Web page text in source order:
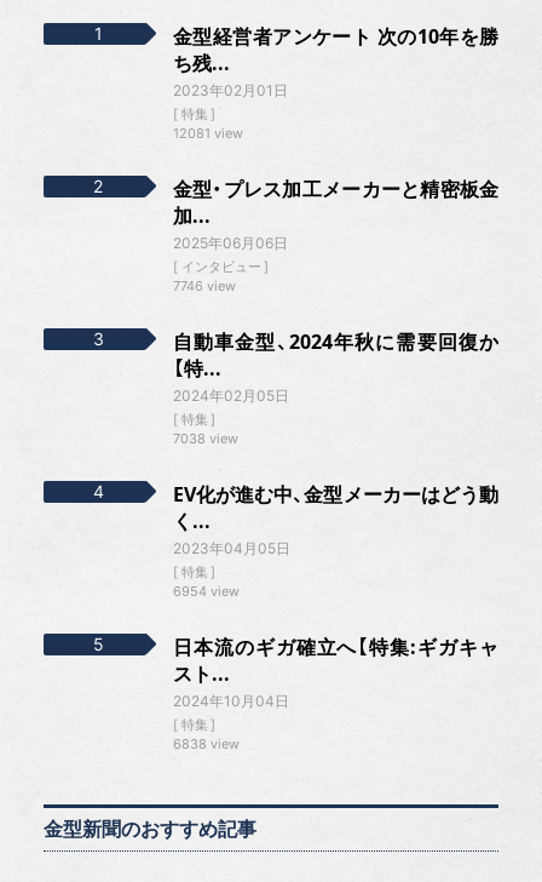
金型経営者アンケート 次の10年を勝
ち残...
2023年02月01日
特集
12081 view
金型・プレス加工メーカーと精密板金
加...
2025年06月06日
インタビュー
7746 view
自動車金型、2024年秋に需要回復か
【特...
2024年02月05日
特集
7038 view
EV化が進む中、金型メーカーはどう動
く...
2023年04月05日
特集
6954 view
日本流のギガ確立へ【特集:ギガキャ
スト...
2024年10月04日
特集
6838 view
金型新聞のおすすめ記事